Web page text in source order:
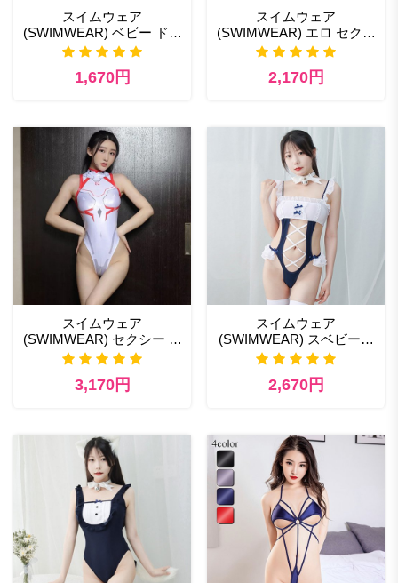
スイムウェア
(SWIMWEAR) ベビー ドー
ル エロ 通販
1,670円
スイムウェア
(SWIMWEAR) エロ セクシ
ー コスチューム
2,170円
スイムウェア
(SWIMWEAR) セクシー ラ
ンジェリー 素
3,170円
スイムウェア
(SWIMWEAR) スベビード
ール通販商品一覧
2,670円